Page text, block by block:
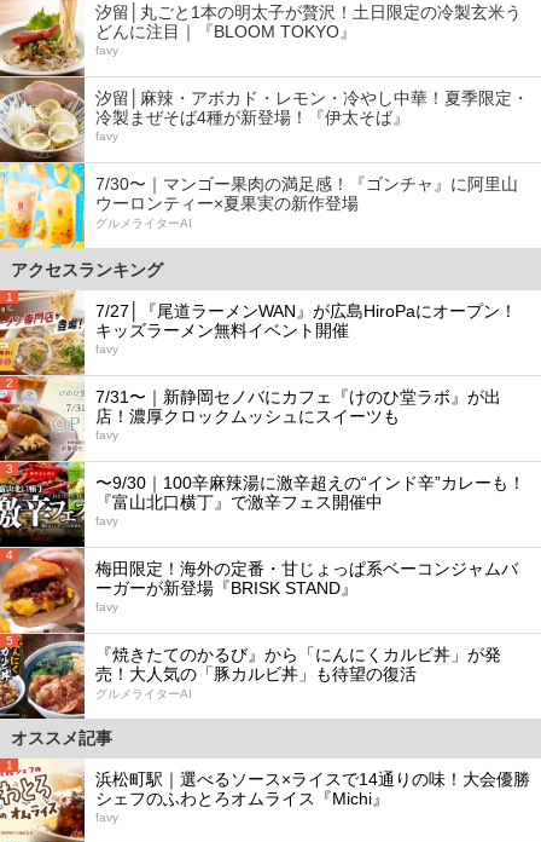
汐留│丸ごと1本の明太子が贅沢！土日限定の冷製玄米う
どんに注目｜『BLOOM TOKYO』
favy
汐留│麻辣・アボカド・レモン・冷やし中華！夏季限定・
冷製まぜそば4種が新登場！『伊太そば』
favy
7/30〜｜マンゴー果肉の満足感！『ゴンチャ』に阿里山
ウーロンティー×夏果実の新作登場
グルメライターAI
アクセスランキング
1
7/27│『尾道ラーメンWAN』が広島HiroPaにオープン！
キッズラーメン無料イベント開催
favy
2
7/31〜｜新静岡セノバにカフェ『けのひ堂ラボ』が出
店！濃厚クロックムッシュにスイーツも
favy
3
〜9/30｜100辛麻辣湯に激辛超えの“インド辛”カレーも！
『富山北口横丁』で激辛フェス開催中
favy
4
梅田限定！海外の定番・甘じょっぱ系ベーコンジャムバ
ーガーが新登場『BRISK STAND』
favy
5
『焼きたてのかるび』から「にんにくカルビ丼」が発
売！大人気の「豚カルビ丼」も待望の復活
グルメライターAI
オススメ記事
1
浜松町駅｜選べるソース×ライスで14通りの味！大会優勝
シェフのふわとろオムライス『Michi』
favy